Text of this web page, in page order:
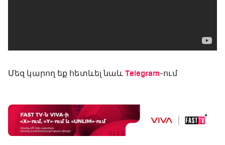
Մեզ կարող եք հետևել նաև Telegram-ում